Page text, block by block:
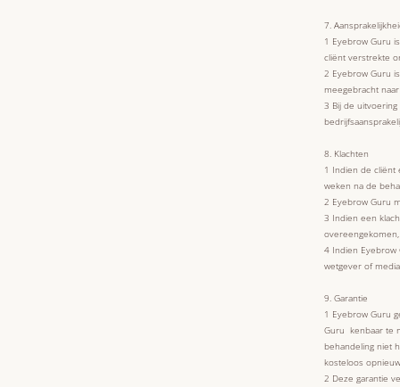
7.
1 Eyebrow Guru
cliënt verstrekte
2 Eyebrow Guru
meegebracht
3 Bij de
8. Klachten
1 Indien de cliënt
weken na de
2 Eyebrow Guru
3 Indien een
4 Indien Eyebrow
wetgever of
9. Garantie
1 Eyebrow Guru
Guru kenbaar te
behandeling niet
kosteloos
2 Deze garantie